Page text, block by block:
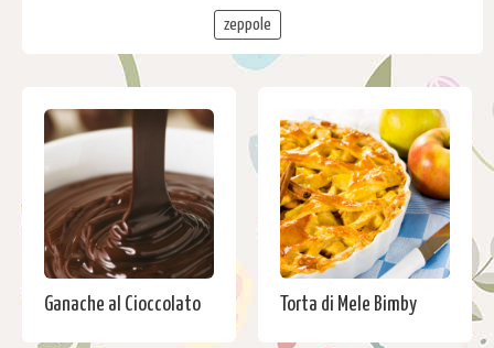
zeppole
Ganache al Cioccolato Torta di Mele Bimby